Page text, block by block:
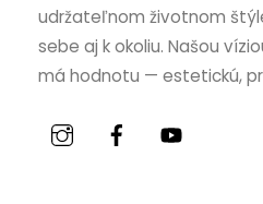
udržateľnom životnom
sebe aj k okoliu. Našou
má hodnotu — estetickú,